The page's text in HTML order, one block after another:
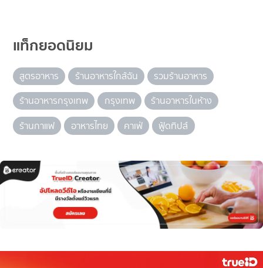
แท็กยอดนิยม
สูตรอาหาร ร้านอาหารใกล้ฉัน
รวมร้านอาหาร
ร้านอาหารกรุงเทพ
กรุงเทพ
ร้านอาหารในห้าง
ร้านกาแฟ
อาหารไทย คาเฟ่ ฟู้ดทิปส์